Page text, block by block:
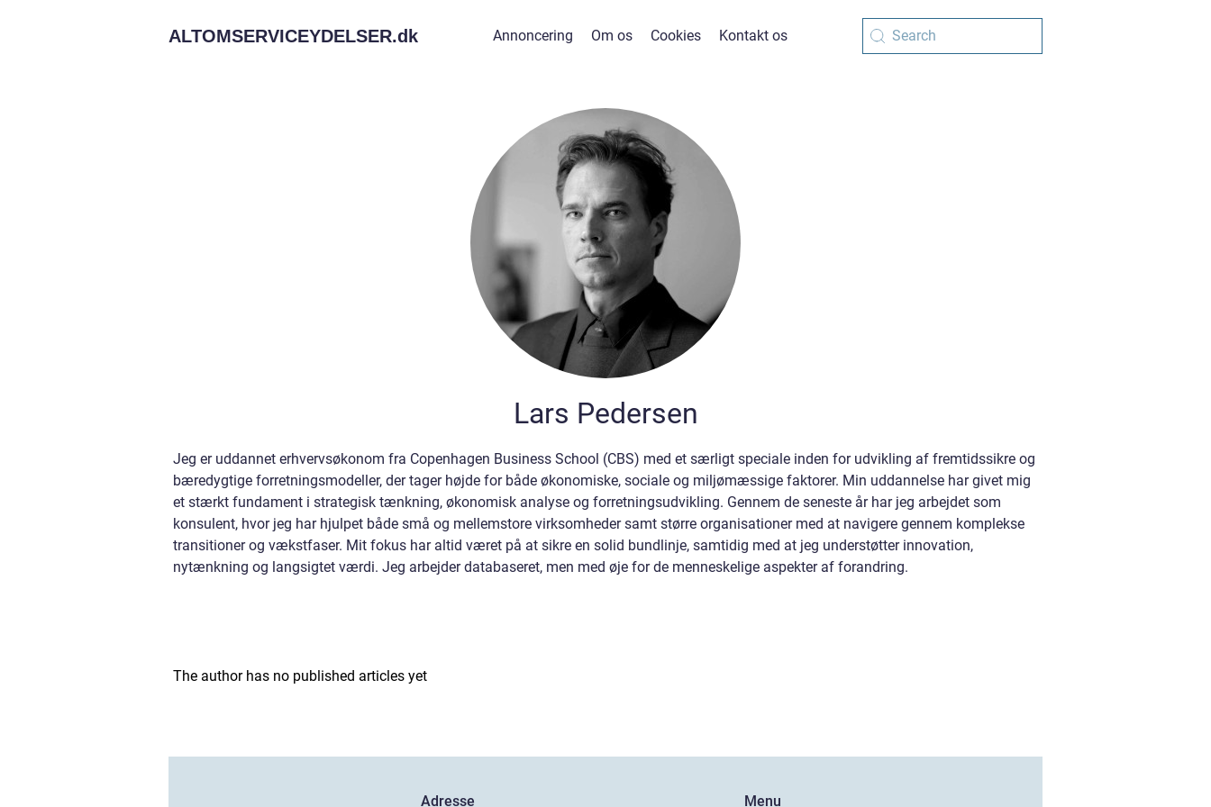
ALTOMSERVICEYDELSER.dk Annoncering Om os Cookies Kontakt os
Lars Pedersen
Jeg er uddannet erhvervsøkonom fra Copenhagen Business School (CBS) med et særligt speciale inden for udvikling af fremtidssikre og
bæredygtige forretningsmodeller, der tager højde for både økonomiske, sociale og miljømæssige faktorer. Min uddannelse har givet mig
et stærkt fundament i strategisk tænkning, økonomisk analyse og forretningsudvikling. Gennem de seneste år har jeg arbejdet som
konsulent, hvor jeg har hjulpet både små og mellemstore virksomheder samt større organisationer med at navigere gennem komplekse
transitioner og vækstfaser. Mit fokus har altid været på at sikre en solid bundlinje, samtidig med at jeg understøtter innovation,
nytænkning og langsigtet værdi. Jeg arbejder databaseret, men med øje for de menneskelige aspekter af forandring.
The author has no published articles yet
Adresse Menu